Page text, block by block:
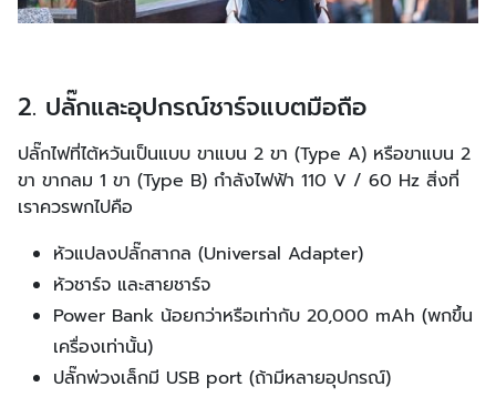
2. ปลั๊กและอุปกรณ์ชาร์จแบตมือถือ
ปลั๊กไฟที่ไต้หวันเป็นแบบ ขาแบน 2 ขา (Type A) หรือขาแบน 2
ขา ขากลม 1 ขา (Type B) กำลังไฟฟ้า 110 V / 60 Hz สิ่งที่
เราควรพกไปคือ
หัวแปลงปลั๊กสากล (Universal Adapter)
หัวชาร์จ และสายชาร์จ
Power Bank น้อยกว่าหรือเท่ากับ 20,000 mAh (พกขึ้น
เครื่องเท่านั้น)
ปลั๊กพ่วงเล็กมี USB port (ถ้ามีหลายอุปกรณ์)